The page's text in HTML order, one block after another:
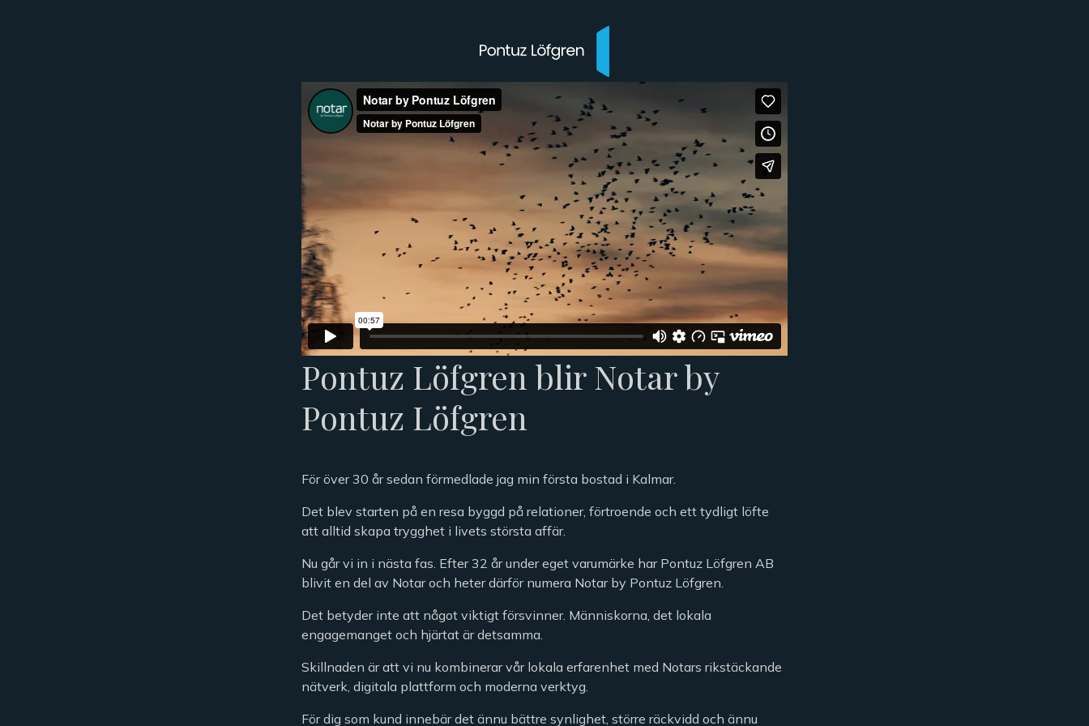
Pontuz Löfgren blir Notar by
Pontuz Löfgren
För över 30 år sedan förmedlade jag min första bostad i Kalmar.
Det blev starten på en resa byggd på relationer, förtroende och ett tydligt löfte
att alltid skapa trygghet i livets största affär.
Nu går vi in i nästa fas. Efter 32 år under eget varumärke har Pontuz Löfgren AB
blivit en del av Notar och heter därför numera Notar by Pontuz Löfgren.
Det betyder inte att något viktigt försvinner. Människorna, det lokala
engagemanget och hjärtat är detsamma.
Skillnaden är att vi nu kombinerar vår lokala erfarenhet med Notars rikstäckande
nätverk, digitala plattform och moderna verktyg.
För dig som kund innebär det ännu bättre synlighet, större räckvidd och ännu